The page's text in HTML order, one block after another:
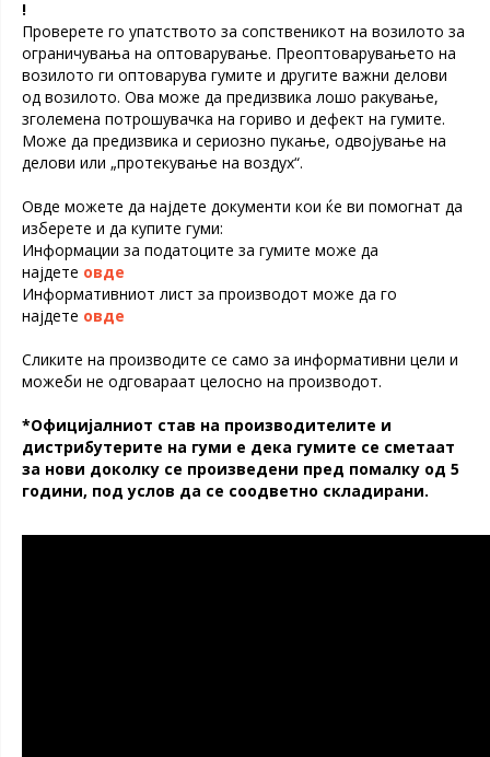
!
Проверете го упатството за сопственикот на возилото за
ограничувања на оптоварување. Преоптоварувањето на
возилото ги оптоварува гумите и другите важни делови
од возилото. Ова може да предизвика лошо ракување,
зголемена потрошувачка на гориво и дефект на гумите.
Може да предизвика и сериозно пукање, одвојување на
делови или „протекување на воздух“.
Овде можете да најдете документи кои ќе ви помогнат да
изберете и да купите гуми:
Информации за податоците за гумите може да
најдете овде
Информативниот лист за производот може да го
најдете овде
Сликите на производите се само за информативни цели и
можеби не одговараат целосно на производот.
*Официјалниот став на производителите и
дистрибутерите на гуми е дека гумите се сметаат
за нови доколку се произведени пред помалку од 5
години, под услов да се соодветно складирани.